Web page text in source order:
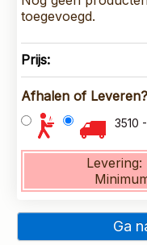
toegevoegd.
Prijs:
Afhalen of Leveren?
3510
Levering:
Ga